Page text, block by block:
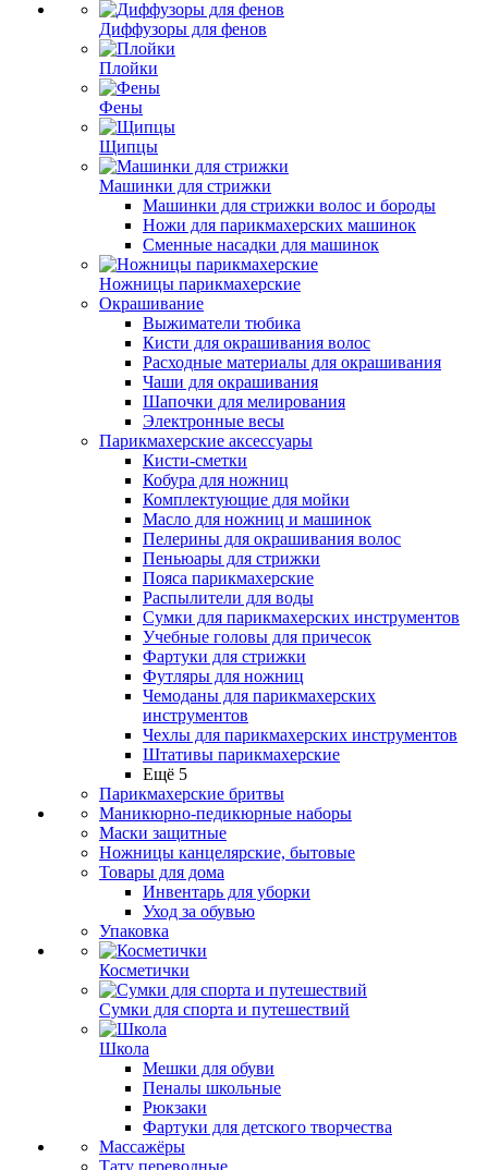
Диффузоры для фенов
Плойки
Фены
Щипцы
Машинки для стрижки
Машинки для стрижки волос и бороды
Ножи для парикмахерских машинок
Сменные насадки для машинок
Ножницы парикмахерские
Окрашивание
Выжиматели тюбика
Кисти для окрашивания волос
Расходные материалы для окрашивания
Чаши для окрашивания
Шапочки для мелирования
Электронные весы
Парикмахерские аксессуары
Кисти-сметки
Кобура для ножниц
Комплектующие для мойки
Масло для ножниц и машинок
Пелерины для окрашивания волос
Пеньюары для стрижки
Пояса парикмахерские
Распылители для воды
Сумки для парикмахерских инструментов
Учебные головы для причесок
Фартуки для стрижки
Футляры для ножниц
Чемоданы для парикмахерских
инструментов
Чехлы для парикмахерских инструментов
Штативы парикмахерские
Ещё 5
Парикмахерские бритвы
Маникюрно-педикюрные наборы
Маски защитные
Ножницы канцелярские, бытовые
Товары для дома
Инвентарь для уборки
Уход за обувью
Упаковка
Косметички
Сумки для спорта и путешествий
Школа
Мешки для обуви
Пеналы школьные
Рюкзаки
Фартуки для детского творчества
Массажёры
Тату переводные